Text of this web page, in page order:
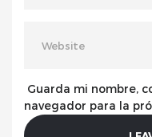
Guarda mi nombre,
navegador para la